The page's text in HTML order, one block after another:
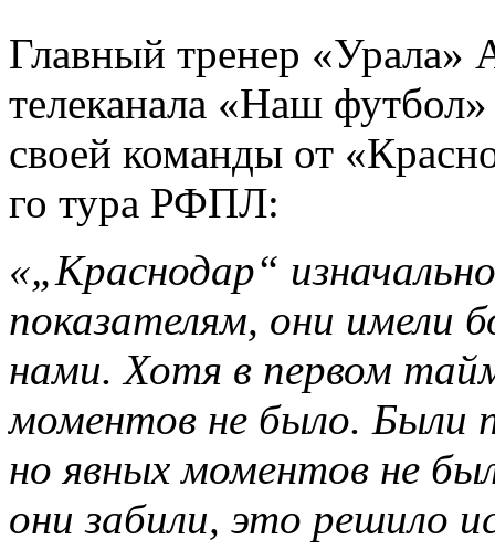
Главный тренер «Урала»
телеканала «Наш
своей команды от
го тура РФПЛ:
«„Краснодар“
показателям, они имели
нами. Хотя в первом
моментов не было. Были
но явных моментов не
они забили, это решило